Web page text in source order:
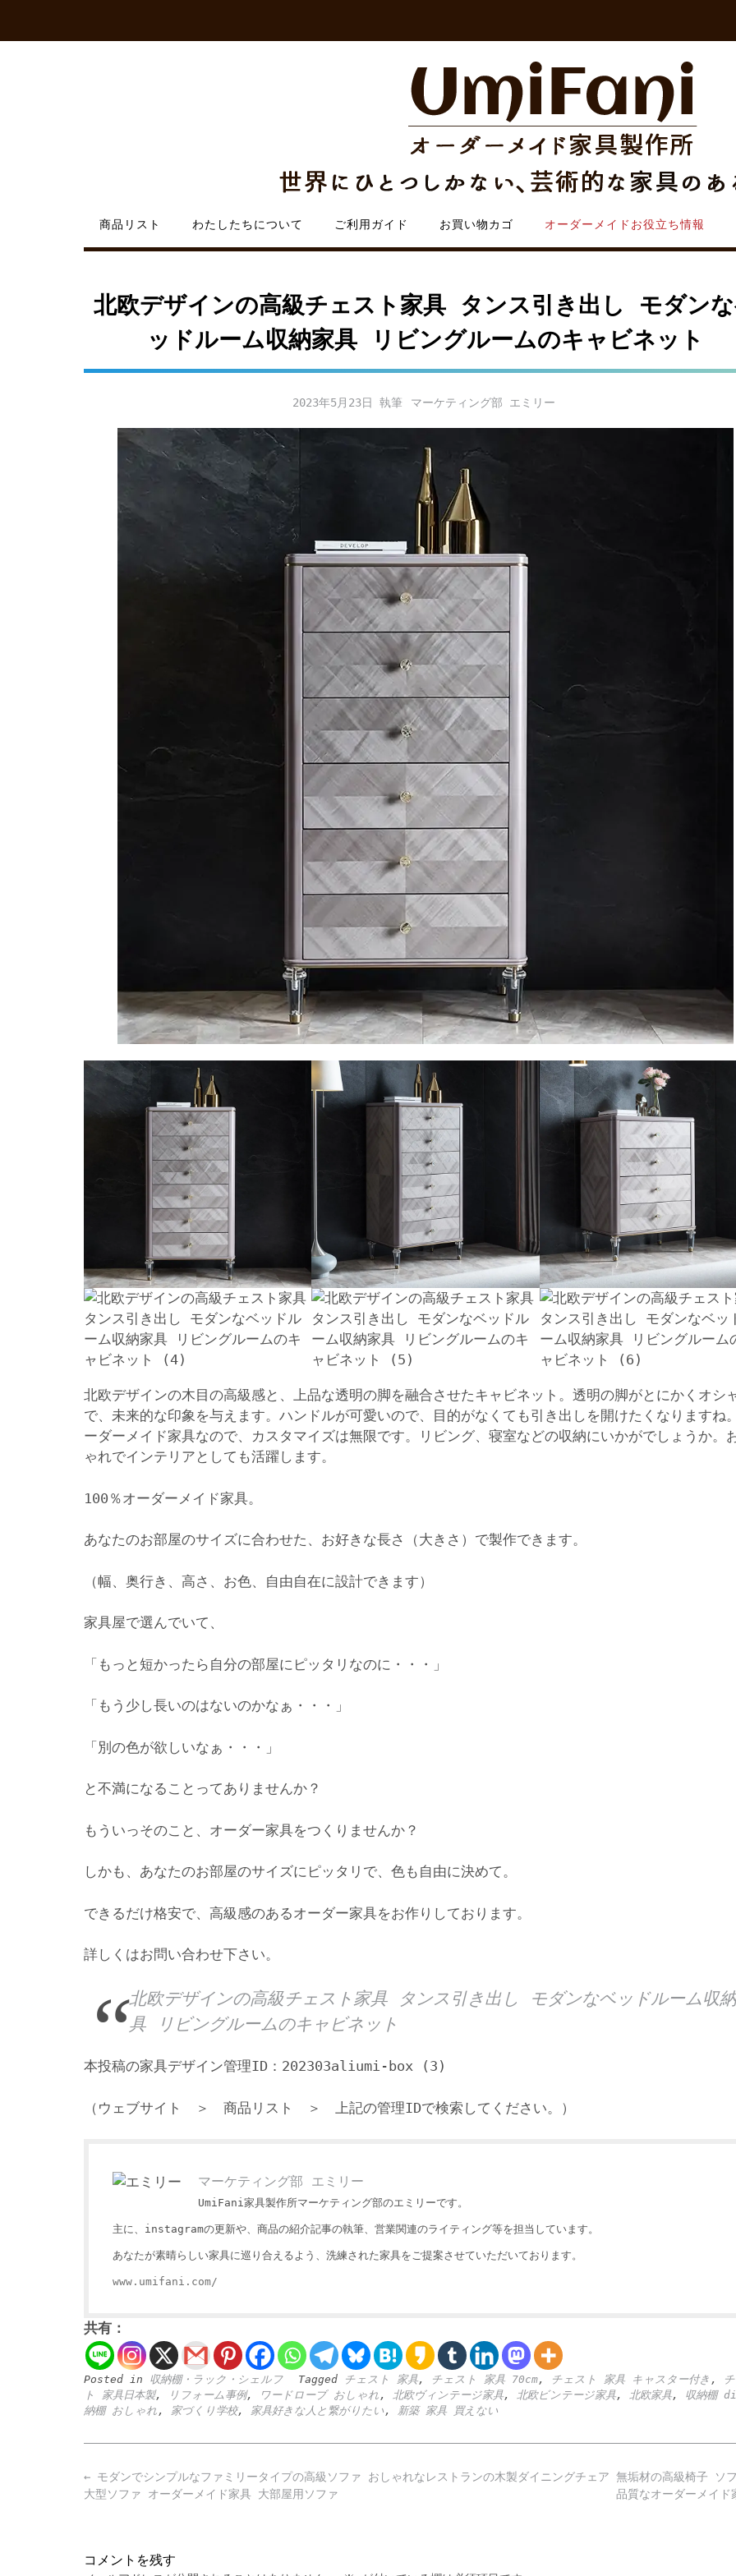
content
商品リスト わたしたちについて ご利用ガイド お買い物カゴ オーダーメイドお役立ち情報
北欧デザインの高級チェスト家具 タンス引き出し モダン
ッドルーム収納家具 リビングルームのキャビネット
2023年5月23日 マーケティング部 エミリー
北欧デザインの木目の高級感と、上品な透明の脚を融合させたキャビネット。透明の脚がとにかくオシ
で、未来的な印象を与えます。ハンドルが可愛いので、目的がなくても引き出しを開けたくなりますね
ーダーメイド家具なので、カスタマイズは無限です。リビング、寝室などの収納にいかがでしょうか。
ゃれでインテリアとしても活躍します。
100％オーダーメイド家具。
あなたのお部屋のサイズに合わせた、お好きな長さ（大きさ）で製作できます。
（幅、奥行き、高さ、お色、自由自在に設計できます）
家具屋で選んでいて、
「もっと短かったら自分の部屋にピッタリなのに・・・」
「もう少し長いのはないのかなぁ・・・」
「別の色が欲しいなぁ・・・」
と不満になることってありませんか？
もういっそのこと、オーダー家具をつくりませんか？
しかも、あなたのお部屋のサイズにピッタリで、色も自由に決めて。
できるだけ格安で、高級感のあるオーダー家具をお作りしております。
詳しくはお問い合わせ下さい。
北欧デザインの高級チェスト家具 タンス引き出し モダンなベッドルーム収
具 リビングルームのキャビネット
本投稿の家具デザイン管理ID：202303aliumi-box (3)
（ウェブサイト ＞ 商品リスト ＞ 上記の管理IDで検索してください。）
マーケティング部 エミリー
UmiFani家具製作所マーケティング部のエミリーです。
主に、instagramの更新や、商品の紹介記事の執筆、営業関連のライティング等を担当しています。
あなたが素晴らしい家具に巡り合えるよう、洗練された家具をご提案させていただいております。
www.umifani.com/
共有：
Posted in 収納棚・ラック・シェルフ Tagged チェスト 家具, チェスト 家具 70cm, チェスト 家具 キャスター付き ,
ト 家具日本製, リフォーム事例, ワードローブ おしゃれ , 北欧ヴィンテージ家具, 北欧ビンテージ家具, 北欧家具, 収納棚
納棚 おしゃれ , 家づくり学校, 家具好きな人と繋がりたい , 新築 家具 買えない
Post
navigation
レストランの木製ダイニングチェア 無垢材の高級椅子 ソ
品質なオーダーメイ
← モダンでシンプルなファミリータイプの高級ソファ おしゃれな
大型ソファ オーダーメイド家具 大部屋用ソファ
コメントを残す